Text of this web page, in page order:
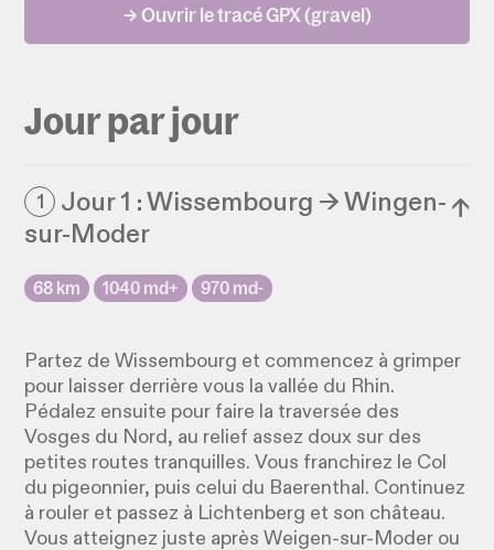
→ Ouvrir le tracé GPX (gravel)
Jour par jour
1
Jour 1 : Wissembourg → Wingen-
sur-Moder
↓
68 km 1040 md+ 970 md-
Partez de Wissembourg et commencez à grimper
pour laisser derrière vous la vallée du Rhin.
Pédalez ensuite pour faire la traversée des
Vosges du Nord, au relief assez doux sur des
petites routes tranquilles. Vous franchirez le Col
du pigeonnier, puis celui du Baerenthal. Continuez
à rouler et passez à Lichtenberg et son château.
Vous atteignez juste après Weigen-sur-Moder ou